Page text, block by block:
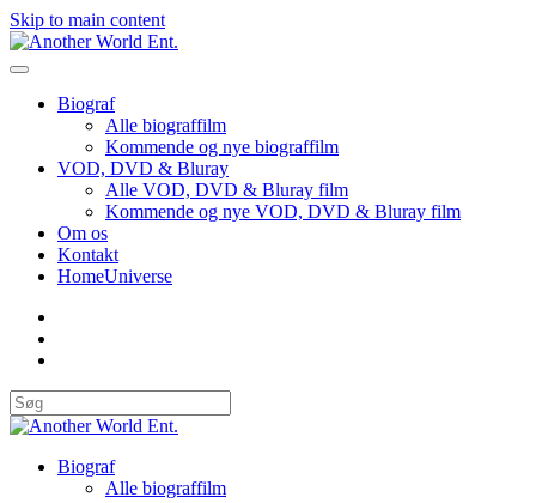
Skip to main content
Biograf
Alle biograffilm
Kommende og nye biograffilm
VOD, DVD & Bluray
Alle VOD, DVD & Bluray film
Kommende og nye VOD, DVD & Bluray film
Om os
Kontakt
HomeUniverse
Biograf
Alle biograffilm